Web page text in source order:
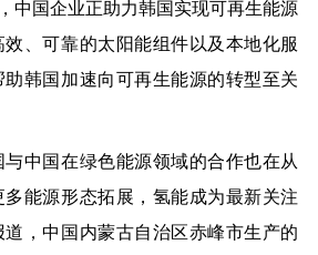
中国企业正助力韩国实现可再生能源
效、可靠的太阳能组件以及本地化服
韩国加速向可再生能源的转型至关
国在绿色能源领域的合作也在从
能源形态拓展，氢能成为最新关注
，中国内蒙古自治区赤峰市生产的